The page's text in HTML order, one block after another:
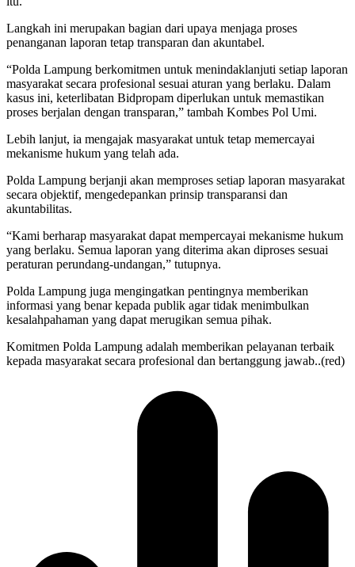
Langkah ini merupakan bagian dari upaya menjaga proses
penanganan laporan tetap transparan dan akuntabel.
“Polda Lampung berkomitmen untuk menindaklanjuti setiap laporan
masyarakat secara profesional sesuai aturan yang berlaku. Dalam
kasus ini, keterlibatan Bidpropam diperlukan untuk memastikan
proses berjalan dengan transparan,” tambah Kombes Pol Umi.
Lebih lanjut, ia mengajak masyarakat untuk tetap memercayai
mekanisme hukum yang telah ada.
Polda Lampung berjanji akan memproses setiap laporan masyarakat
secara objektif, mengedepankan prinsip transparansi dan
akuntabilitas.
“Kami berharap masyarakat dapat mempercayai mekanisme hukum
yang berlaku. Semua laporan yang diterima akan diproses sesuai
peraturan perundang-undangan,” tutupnya.
Polda Lampung juga mengingatkan pentingnya memberikan
informasi yang benar kepada publik agar tidak menimbulkan
kesalahpahaman yang dapat merugikan semua pihak.
Komitmen Polda Lampung adalah memberikan pelayanan terbaik
kepada masyarakat secara profesional dan bertanggung jawab..(red)